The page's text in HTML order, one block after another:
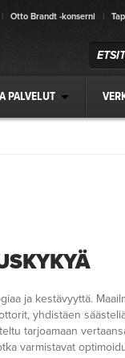
| Otto Brandt -konserni |
PALVELUT
ja kestävyyttä.
yhdistäen
tarjoamaan
varmistavat